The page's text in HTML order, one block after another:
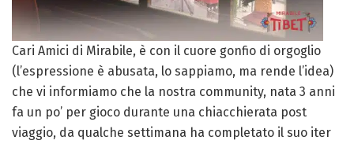
Cari Amici di Mirabile, è con il cuore gonfio di orgoglio
(l’espressione è abusata, lo sappiamo, ma rende l’idea)
che vi informiamo che la nostra community, nata 3 anni
fa un po’ per gioco durante una chiacchierata post
viaggio, da qualche settimana ha completato il suo iter